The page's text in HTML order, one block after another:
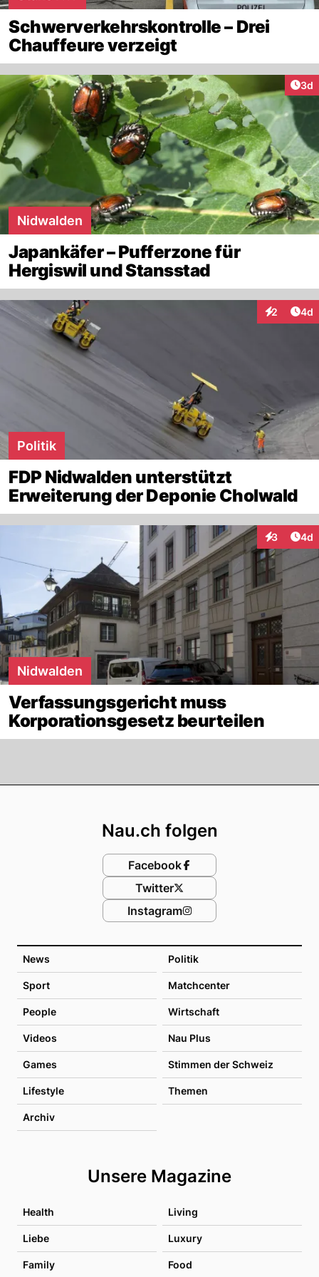
Schwerverkehrskontrolle – Drei
Chauffeure verzeigt
3d
Nidwalden
Japankäfer – Pufferzone für
Hergiswil und Stansstad
2 4d
Politik
FDP Nidwalden unterstützt
Erweiterung der Deponie Cholwald
3 4d
Nidwalden
Verfassungsgericht muss
Korporationsgesetz beurteilen
News Politik
Sport Matchcenter
People Wirtschaft
Videos Nau Plus
Games Stimmen der Schweiz
Lifestyle Themen
Archiv
Unsere Magazine
Health Living
Liebe Luxury
Family Food
Nau.ch folgen
Facebook
Twitter
Instagram